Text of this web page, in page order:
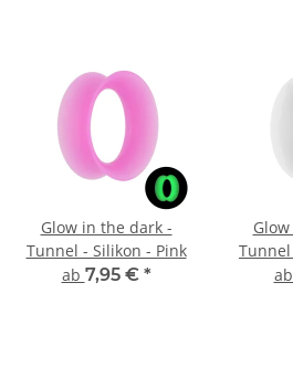
Glow in the dark -
Tunnel - Silikon - Pink
ab 7,95 € *
ab